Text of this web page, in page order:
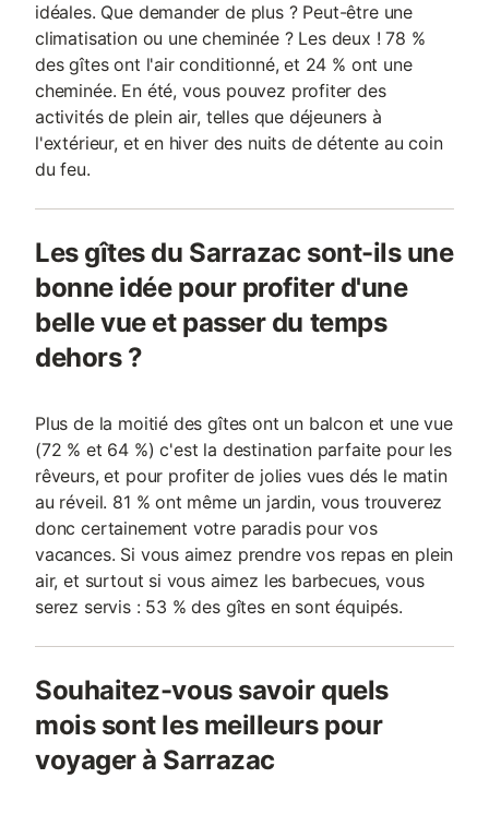
idéales. Que demander de plus ? Peut-être une
climatisation ou une cheminée ? Les deux ! 78 %
des gîtes ont l'air conditionné, et 24 % ont une
cheminée. En été, vous pouvez profiter des
activités de plein air, telles que déjeuners à
l'extérieur, et en hiver des nuits de détente au coin
du feu.
Les gîtes du Sarrazac sont-ils une
bonne idée pour profiter d'une
belle vue et passer du temps
dehors ?
Plus de la moitié des gîtes ont un balcon et une vue
(72 % et 64 %) c'est la destination parfaite pour les
rêveurs, et pour profiter de jolies vues dés le matin
au réveil. 81 % ont même un jardin, vous trouverez
donc certainement votre paradis pour vos
vacances. Si vous aimez prendre vos repas en plein
air, et surtout si vous aimez les barbecues, vous
serez servis : 53 % des gîtes en sont équipés.
Souhaitez-vous savoir quels
mois sont les meilleurs pour
voyager à Sarrazac